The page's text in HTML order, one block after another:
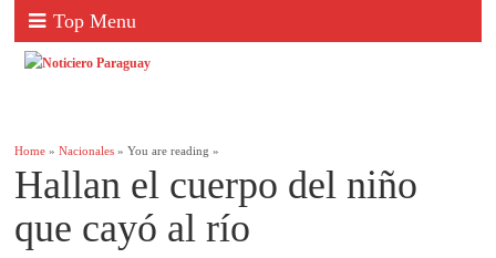
Top Menu
Home »Nacionales » You are reading »
Hallan el cuerpo del niño
que cayó al río